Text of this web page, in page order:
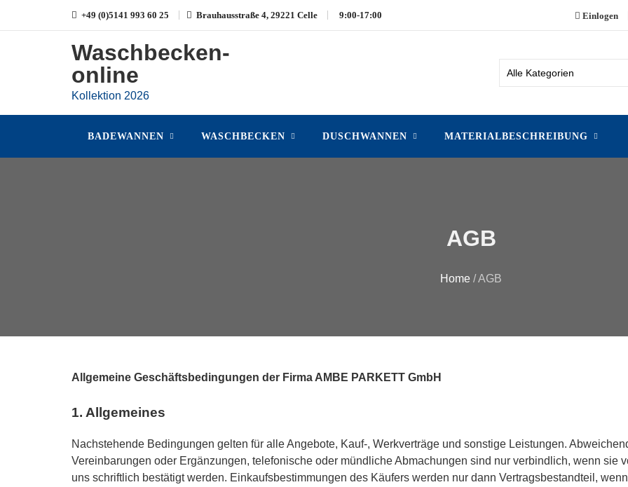
+49 (0)5141 993 60 25 Brauhausstraße 4, 29221 Celle 9:00-17:00 Einlogen
Waschbecken-
online
Kollektion 2026
BADEWANNEN WASCHBECKEN DUSCHWANNEN MATERIALBESCHREIBUNG
AGB
Home / AGB
Allgemeine Geschäftsbedingungen der Firma AMBE PARKETT GmbH
1. Allgemeines
Nachstehende Bedingungen gelten für alle Angebote, Kauf-, Werkverträge und sonstige Leistungen.
Vereinbarungen oder Ergänzungen, telefonische oder mündliche Abmachungen sind nur verbindlich, wenn sie
uns schriftlich bestätigt werden. Einkaufsbestimmungen des Käufers werden nur dann Vertragsbestandteil, wenn